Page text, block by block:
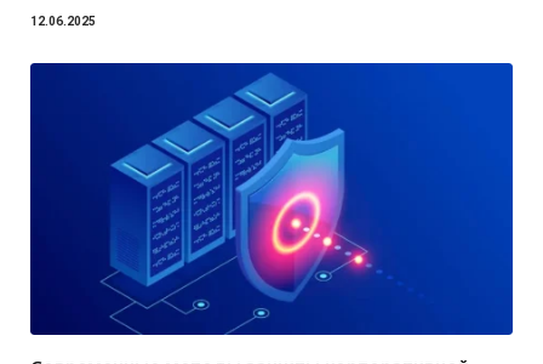
12.06.2025